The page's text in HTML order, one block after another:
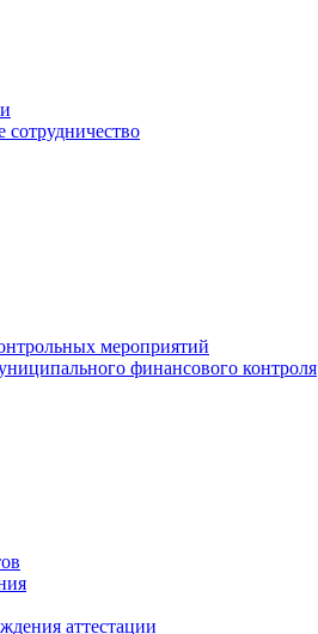
мероприятий
финансового контроля
аттестации